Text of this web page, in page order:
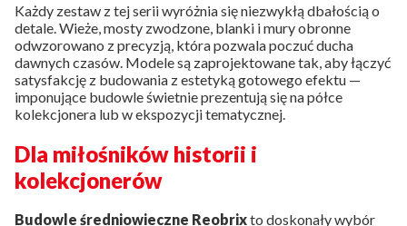
Każdy zestaw z tej serii wyróżnia się niezwykłą dbałością o
detale. Wieże, mosty zwodzone, blanki i mury obronne
odwzorowano z precyzją, która pozwala poczuć ducha
dawnych czasów. Modele są zaprojektowane tak, aby łączyć
satysfakcję z budowania z estetyką gotowego efektu —
imponujące budowle świetnie prezentują się na półce
kolekcjonera lub w ekspozycji tematycznej.
Dla miłośników historii i
kolekcjonerów
Budowle średniowieczne Reobrixto doskonały wybór